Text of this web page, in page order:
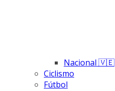
Nacional 🇻🇪
Ciclismo
Fútbol